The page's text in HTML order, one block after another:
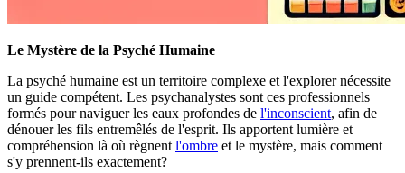
Le Mystère de la Psyché Humaine
La psyché humaine est un territoire complexe et l'explorer nécessite
un guide compétent. Les psychanalystes sont ces professionnels
formés pour naviguer les eaux profondes de l'inconscient, afin de
dénouer les fils entremêlés de l'esprit. Ils apportent lumière et
compréhension là où règnent l'ombre et le mystère, mais comment
s'y prennent-ils exactement?